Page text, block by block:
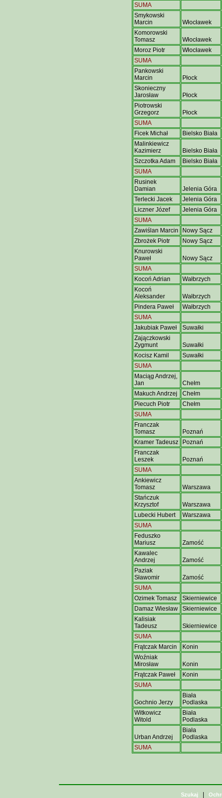
SUMA
Smykowski
Marcin
Włocławek
Komorowski
Tomasz
Włocławek
Moroz Piotr
Włocławek
SUMA
Pankowski
Marcin
Płock
Skonieczny
Jarosław
Płock
Piotrowski
Grzegorz
Płock
SUMA
Ficek Michał
Bielsko Biała
Malinkiewicz
Kazimierz
Bielsko Biała
Szczotka Adam
Bielsko Biała
SUMA
Rusinek
Damian
Jelenia Góra
Terlecki Jacek
Jelenia Góra
Liczner Józef
Jelenia Góra
SUMA
Zawiślan Marcin
Nowy Sącz
Zbrożek Piotr
Nowy Sącz
Knurowski
Paweł
Nowy Sącz
SUMA
Kocoń Adrian
Wałbrzych
Kocoń
Aleksander
Wałbrzych
Pindera Paweł
Wałbrzych
SUMA
Jakubiak Paweł
Suwałki
Zajączkowski
Zygmunt
Suwałki
Kocisz Kamil
Suwałki
SUMA
Maciąg Andrzej,
Jan
Chełm
Makuch Andrzej
Chełm
Piecuch Piotr
Chełm
SUMA
Franczak
Tomasz
Poznań
Kramer Tadeusz
Poznań
Franczak
Leszek
Poznań
SUMA
Ankiewicz
Tomasz
Warszawa
Stańczuk
Krzysztof
Warszawa
Lubecki Hubert
Warszawa
SUMA
Feduszko
Mariusz
Zamość
Kawalec
Andrzej
Zamość
Paziak
Sławomir
Zamość
SUMA
Ozimek Tomasz
Skierniewice
Damaz Wiesław
Skierniewice
Kalisiak
Tadeusz
Skierniewice
SUMA
Frątczak Marcin
Konin
Woźniak
Mirosław
Konin
Frątczak Paweł
Konin
SUMA
Gochnio Jerzy
Biała
Podlaska
Witkowicz
Witold
Biała
Podlaska
Urban Andrzej
Biała
Podlaska
SUMA
Szukaj